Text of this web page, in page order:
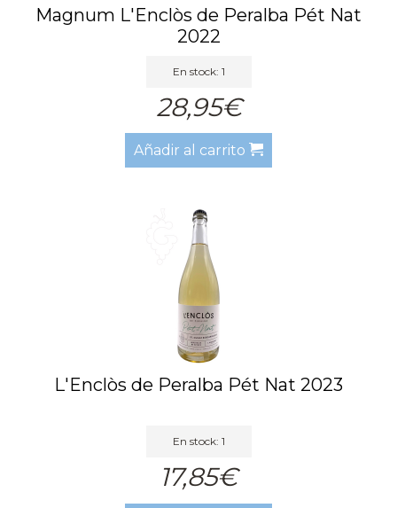
Magnum L'Enclòs de Peralba Pét Nat
2022
En stock: 1
28,95€
Añadir al carrito
L'Enclòs de Peralba Pét Nat 2023
En stock: 1
17,85€